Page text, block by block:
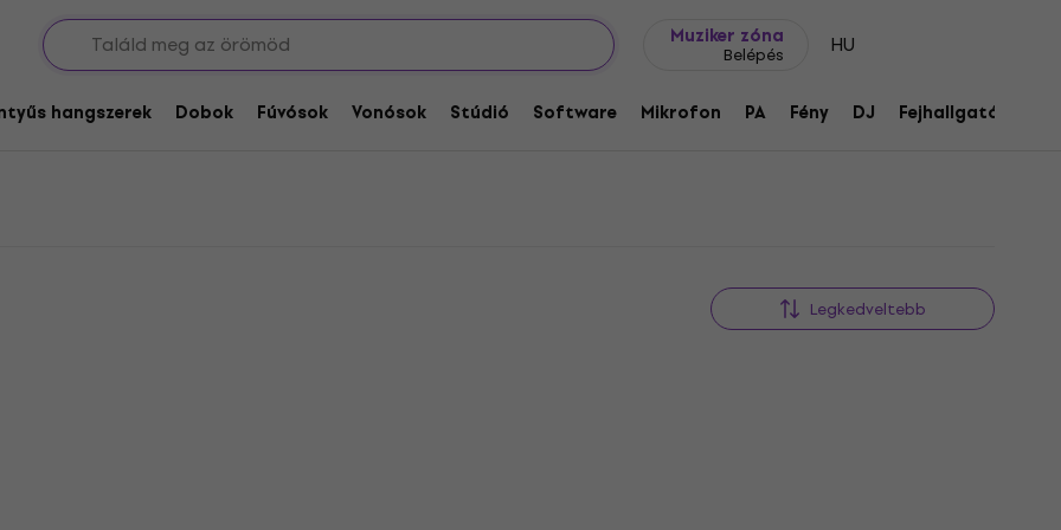
Muziker zóna
Belépés HU
hangszerek Dobok Fúvósok Vonósok Stúdió Software Mikrofon PA Fény DJ Fejhallgató
Legkedveltebb